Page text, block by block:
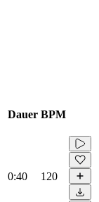
Dauer BPM
0:40 120